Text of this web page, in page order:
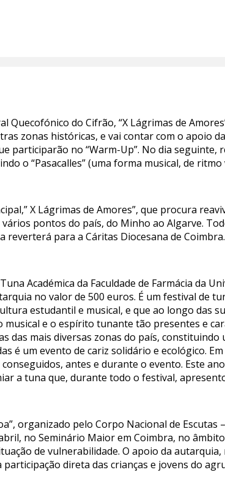
Quecofónico do Cifrão, “X Lágrimas de
zonas históricas, e vai contar com o apoio
participarão no “Warm-Up”. No dia seguinte,
o “Pasacalles” (uma forma musical, de
X Lágrimas de Amores”, que procura
pontos do país, do Minho ao Algarve.
reverterá para a Cáritas Diocesana de Coimbra.
Académica da Faculdade de Farmácia da
no valor de 500 euros. É um festival de
estudantil e musical, e que ao longo das
e o espírito tunante tão presentes e
das mais diversas zonas do país,
é um evento de cariz solidário e ecológico.
antes e durante o evento. Este
a tuna que, durante todo o festival,
organizado pelo Corpo Nacional de
no Seminário Maior em Coimbra, no
de vulnerabilidade. O apoio da
direta das crianças e jovens do